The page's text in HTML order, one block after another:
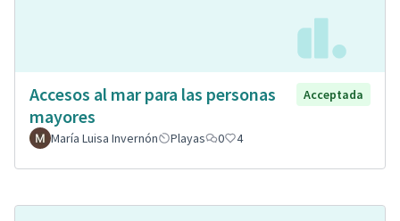
Accesos al mar para las personas
mayores
Acceptada
María Luisa Invernón Playas 0 4